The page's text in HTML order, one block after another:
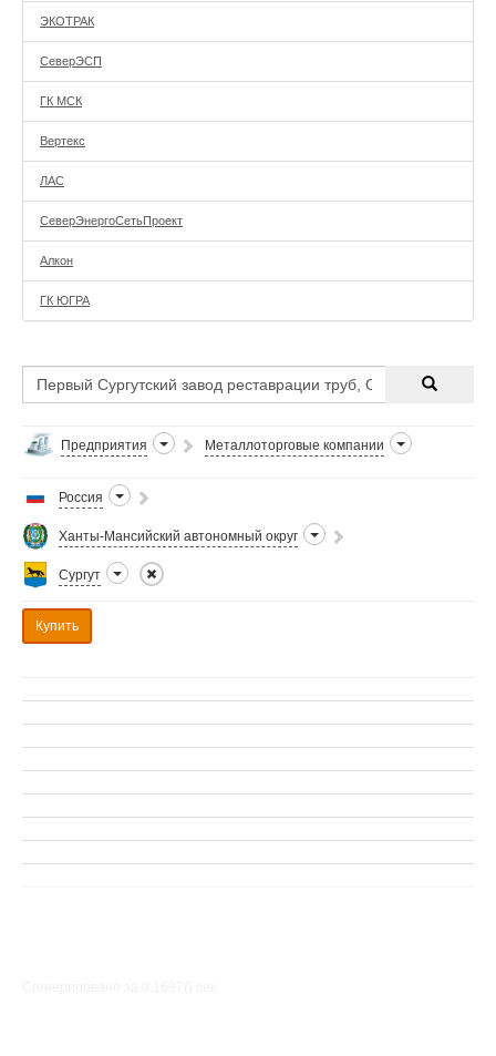
ЭКОТРАК
СеверЭСП
ГК МСК
Вертекс
ЛАС
СеверЭнергоСетьПроект
Алкон
ГК ЮГРА
Предприятия Металлоторговые компании
Россия
Ханты-Мансийский автономный округ
Сургут
Купить